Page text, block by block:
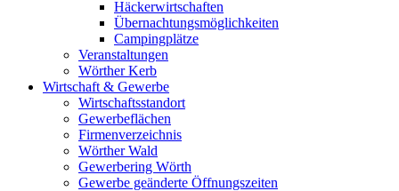
Häckerwirtschaften
Übernachtungsmöglichkeiten
Campingplätze
Veranstaltungen
Wörther Kerb
Wirtschaft & Gewerbe
Wirtschaftsstandort
Gewerbeflächen
Firmenverzeichnis
Wörther Wald
Gewerbering Wörth
Gewerbe geänderte Öffnungszeiten